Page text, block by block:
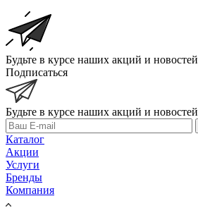
Будьте в курсе наших акций и новостей
Подписаться
Будьте в курсе наших акций и новостей
Каталог
Акции
Услуги
Бренды
Компания